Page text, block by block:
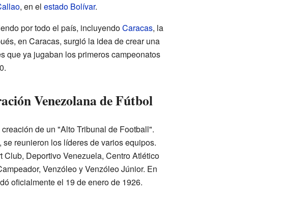
, en el estado Bolívar.
por todo el país, incluyendoCaracas, la
en Caracas, surgió la idea de crear una
que ya jugaban los primeros campeonatos
Venezolana de Fútbol
de un "Alto Tribunal de Football".
reunieron los líderes de varios equipos.
Deportivo Venezuela, Centro Atlético
Venzóleo y Venzóleo Júnior. En
oficialmente el 19 de enero de 1926.